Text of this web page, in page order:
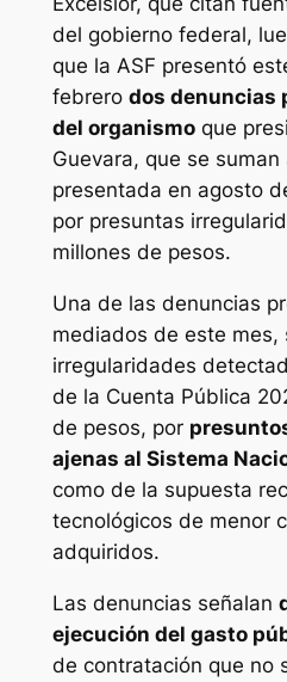
del gobierno federal,
que la ASF presentó
febrero dos denuncias
del organismoque
Guevara, que se
presentada en agosto
por presuntas
millones de pesos.
Una de las denuncias
mediados de este mes,
irregularidades
de la Cuenta Pública
de pesos, por
ajenas al Sistema
como de la supuesta
tecnológicos de menor
adquiridos.
Las denuncias señalan
ejecución del gasto
de contratación que no